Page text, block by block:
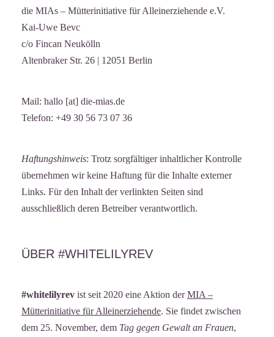
die MIAs – Mütterinitiative für Alleinerziehende e.V.
Kai-Uwe Bevc
c/o Fincan Neukölln
Altenbraker Str. 26 | 12051 Berlin
Mail: hallo [at] die-mias.de
Telefon: +49 30 56 73 07 36
Haftungshinweis: Trotz sorgfältiger inhaltlicher Kontrolle
übernehmen wir keine Haftung für die Inhalte externer
Links. Für den Inhalt der verlinkten Seiten sind
ausschließlich deren Betreiber verantwortlich.
ÜBER #WHITELILYREV
#whitelilyrev ist seit 2020 eine Aktion derMIA –
Mütterinitiative für Alleinerziehende. Sie findet zwischen
dem 25. November, dem Tag gegen Gewalt an Frauen,